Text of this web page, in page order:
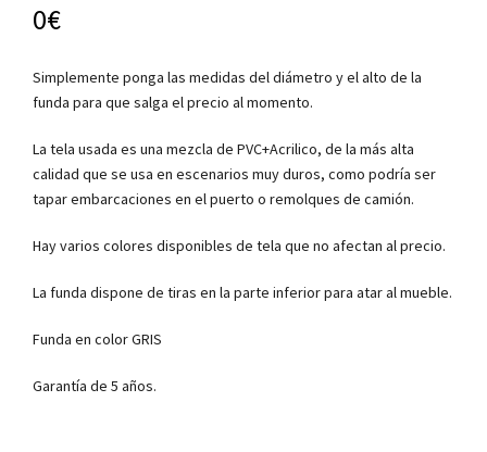
0€
Simplemente ponga las medidas del diámetro y el alto de la
funda para que salga el precio al momento.
La tela usada es una mezcla de PVC+Acrilico, de la más alta
calidad que se usa en escenarios muy duros, como podría ser
tapar embarcaciones en el puerto o remolques de camión.
Hay varios colores disponibles de tela que no afectan al precio.
La funda dispone de tiras en la parte inferior para atar al mueble.
Funda en color GRIS
Garantía de 5 años.